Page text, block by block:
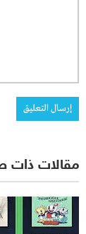
مقالات ذات